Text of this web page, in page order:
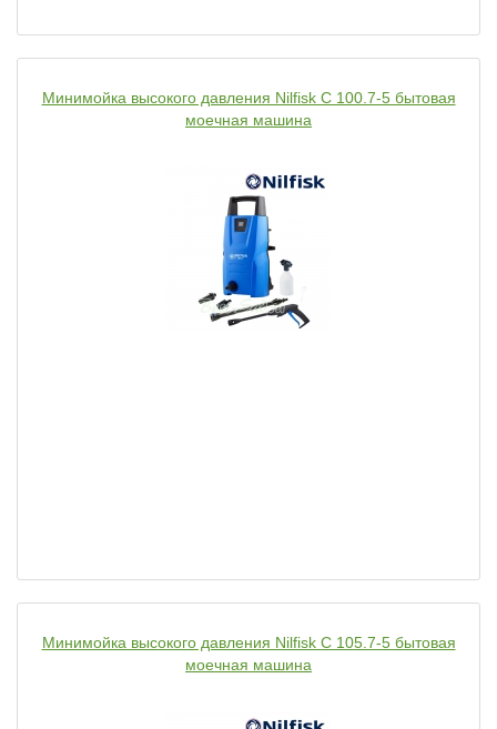
Минимойка высокого давления Nilfisk C 100.7-5 бытовая
моечная машина
Минимойка высокого давления Nilfisk C 105.7-5 бытовая
моечная машина